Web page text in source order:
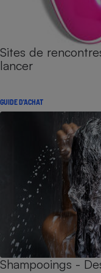
Sites de
lancer
GUIDE D'ACHAT
Shampooings -